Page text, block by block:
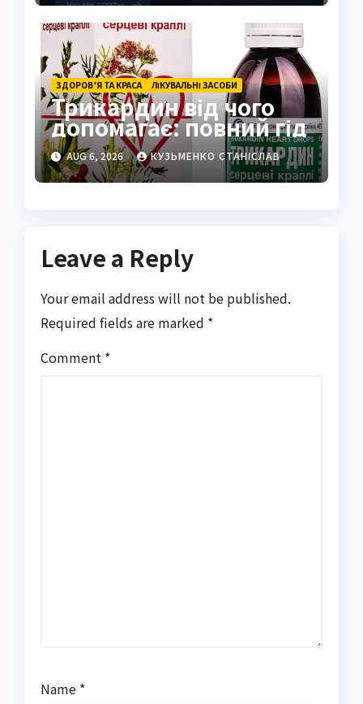
ЗДОРОВ’Я ТА КРАСА ЛІКУВАЛЬНІ ЗАСОБИ
Трикардин від чого
допомагає: повний гід
AUG 6, 2026 КУЗЬМЕНКО СТАНІСЛАВ
Leave a Reply
Your email address will not be published.
Required fields are marked *
Comment *
Name *